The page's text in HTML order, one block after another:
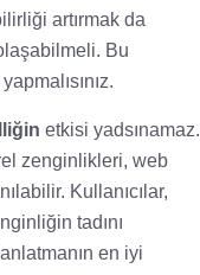
artırmak da
Bu
etkisi yadsınamaz.
zenginlikleri, web
Kullanıcılar,
tadını
en iyi